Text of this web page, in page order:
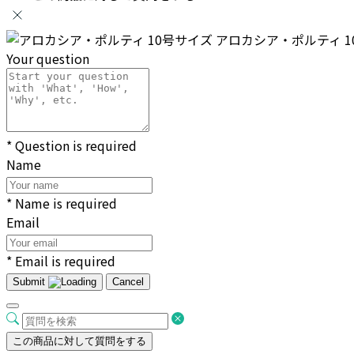
アロカシア・ポルティ
Your question
* Question is required
Name
* Name is required
Email
* Email is required
Submit Cancel
この商品に対して質問をする